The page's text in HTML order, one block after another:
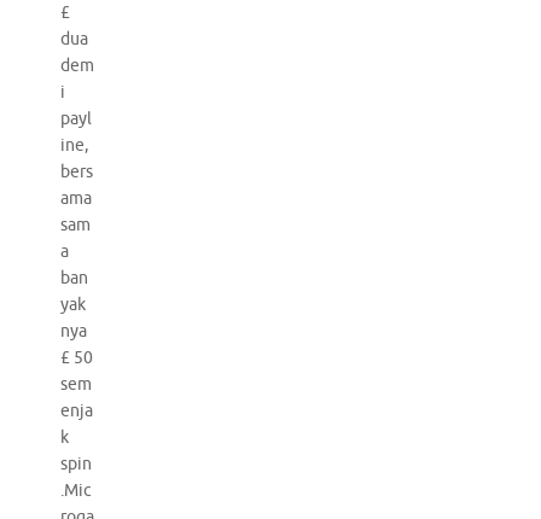
£
dua
dem
i
payl
ine,
bers
ama
sam
a
ban
yak
nya
£ 50
sem
enja
k
spin
.Mic